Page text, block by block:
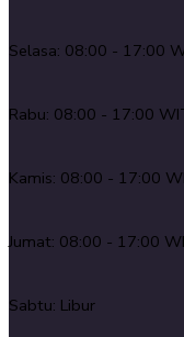
Selasa: 08:00 - 17:00
Rabu: 08:00 - 17:00
Kamis: 08:00 - 17:00
Jumat: 08:00 - 17:00
Sabtu: Libur